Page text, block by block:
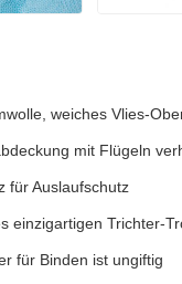
weiches Vlies-
mit Flügeln
für Auslaufschutz
einzigartigen Trichter-
für Binden ist ungiftig